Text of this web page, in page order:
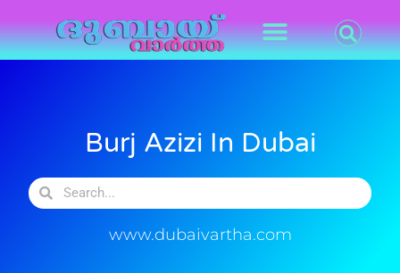
Burj Azizi In Dubai
www.dubaivartha.com